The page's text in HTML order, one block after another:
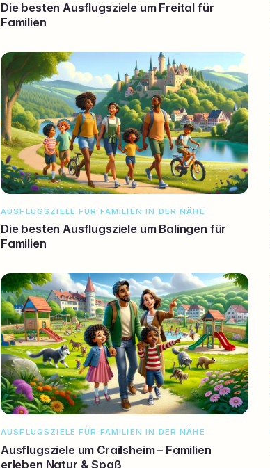
Die besten Ausflugsziele um Freital für
Familien
AUSFLUGSZIELE FÜR FAMILIEN IN DER NÄHE
Die besten Ausflugsziele um Balingen für
Familien
AUSFLUGSZIELE FÜR FAMILIEN IN DER NÄHE
Ausflugsziele um Crailsheim – Familien
erleben Natur & Spaß